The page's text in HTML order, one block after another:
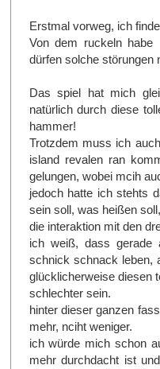
Erstmal vorweg, ich
Von dem ruckeln habe
dürfen solche störungen
Das spiel hat mich
natürlich durch diese
hammer!
Trotzdem muss ich
island revalen ran
gelungen, wobei mcih
jedoch hatte ich stehts
sein soll, was heißen
die interaktion mit den
ich weiß, dass gerade
schnick schnack leben,
glücklicherweise diesen
schlechter sein.
hinter dieser ganzen
mehr, nciht weniger.
ich würde mich schon
mehr durchdacht ist